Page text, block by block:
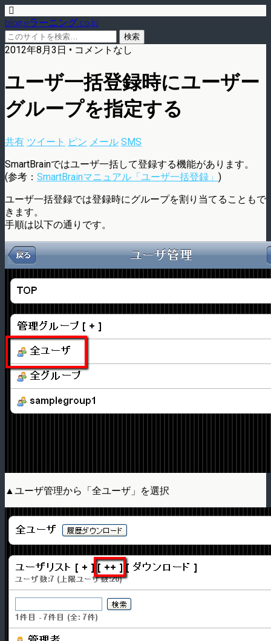
blog.eラーニング.co.jp
2012年8月3日 • コメントなし
ユーザ一括登録時にユーザー
グループを指定する
共有 ツイート ピン メール SMS
SmartBrainではユーザ一括して登録する機能があります。
(参考： SmartBrainマニュアル「ユーザ一括登録」 )
ユーザ一括登録では登録時にグループを割り当てることもで
きます。
手順は以下の通りです。
▲ユーザ管理から「全ユーザ」を選択